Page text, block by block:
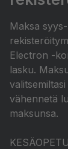
Maksa
Electron -
lasku.
vähennetä
maksunsa.